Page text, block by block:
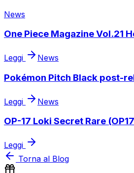
News
One Piece Magazine Vol.21
Leggi News
Pokémon Pitch Black post-
Leggi News
OP-17 Loki Secret Rare
Leggi
Torna al Blog